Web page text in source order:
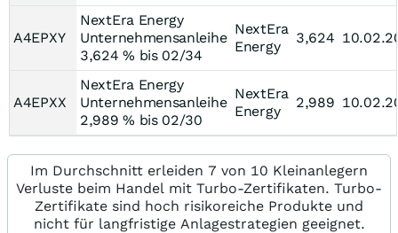
A4EPXY
NextEra Energy
Unternehmensanleihe
3,624 % bis 02/34
NextEra
Energy
3,624
A4EPXX
NextEra Energy
Unternehmensanleihe
2,989 % bis 02/30
NextEra
Energy
2,989
Im Durchschnitt erleiden 7 von 10 Kleinanlegern
Verluste beim Handel mit Turbo-Zertifikaten. Turbo-
Zertifikate sind hoch risikoreiche Produkte und
nicht für langfristige Anlagestrategien geeignet.